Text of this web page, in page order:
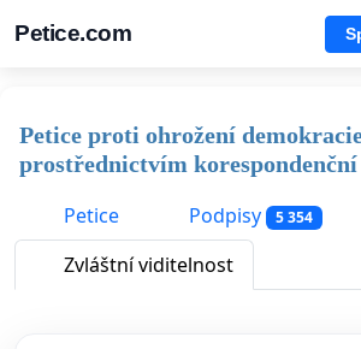
Petice.com
Petice proti ohrožení
prostřednictvím
Petice
Podpisy 5 354
Zvláštní viditelnost